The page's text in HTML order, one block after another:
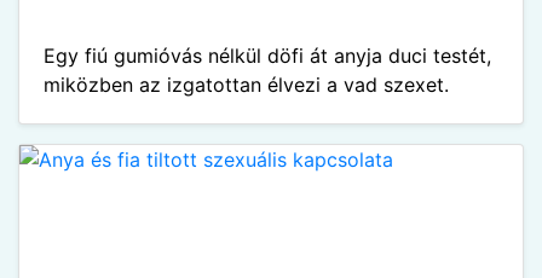
Egy fiú gumióvás nélkül döfi át anyja duci testét,
miközben az izgatottan élvezi a vad szexet.